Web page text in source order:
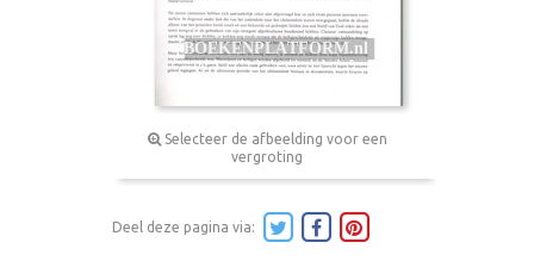
Selecteer de afbeelding voor een
vergroting
Deel deze pagina via: